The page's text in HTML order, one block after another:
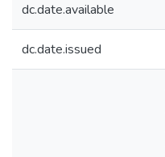
dc.date.available
dc.date.issued